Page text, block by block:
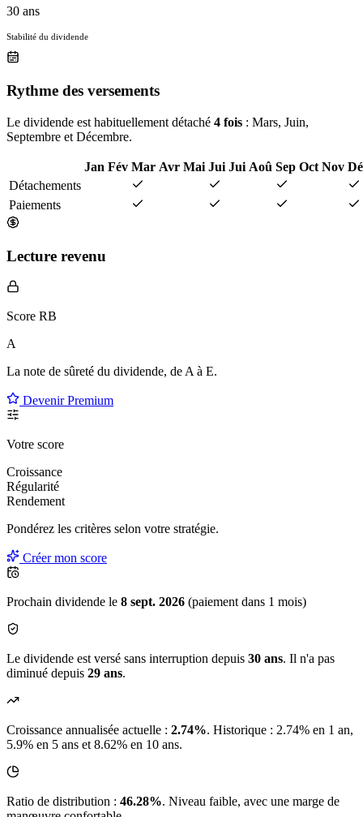
30 ans
Stabilité du dividende
Rythme des versements
Le dividende est habituellement détaché 4 fois : Mars, Juin,
Septembre et Décembre.
Jan Fév Mar Avr Mai Jui Jui Aoû Sep Oct Nov
Détachements
Paiements
Lecture revenu
Score RB
A
La note de sûreté du dividende, de A à E.
Devenir Premium
Votre score
Croissance
Régularité
Rendement
Pondérez les critères selon votre stratégie.
Créer mon score
Prochain dividende le 8 sept. 2026 (paiement dans 1 mois)
Le dividende est versé sans interruption depuis 30 ans. Il n'a pas
diminué depuis 29 ans.
Croissance annualisée actuelle : 2.74%. Historique : 2.74% en 1 an,
5.9% en 5 ans et 8.62% en 10 ans.
Ratio de distribution : 46.28%. Niveau faible, avec une marge de